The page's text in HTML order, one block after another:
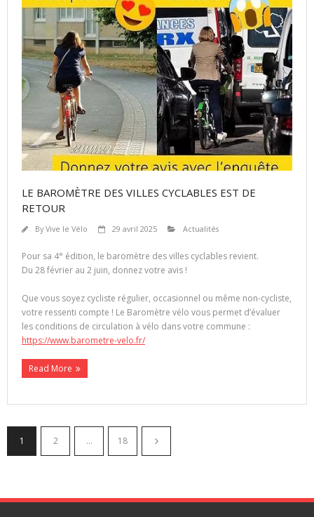
LE BAROMÈTRE DES VILLES CYCLABLES EST DE
RETOUR
ByVive le Vélo 29 avril 2025 Actualités
Pour sa 4° édition, le baromètre des villes cyclables revient.
Du 28 février au 2 juin, donnez votre avis !
Que vous soyez cycliste régulier, occasionnel ou même non-cycliste,
votre ressenti compte ! Le Baromètre vélo vous permet d’évaluer
les conditions de circulation à vélo dans votre commune :
https://www.barometre-velo.fr/
Read More
1 2 … 18